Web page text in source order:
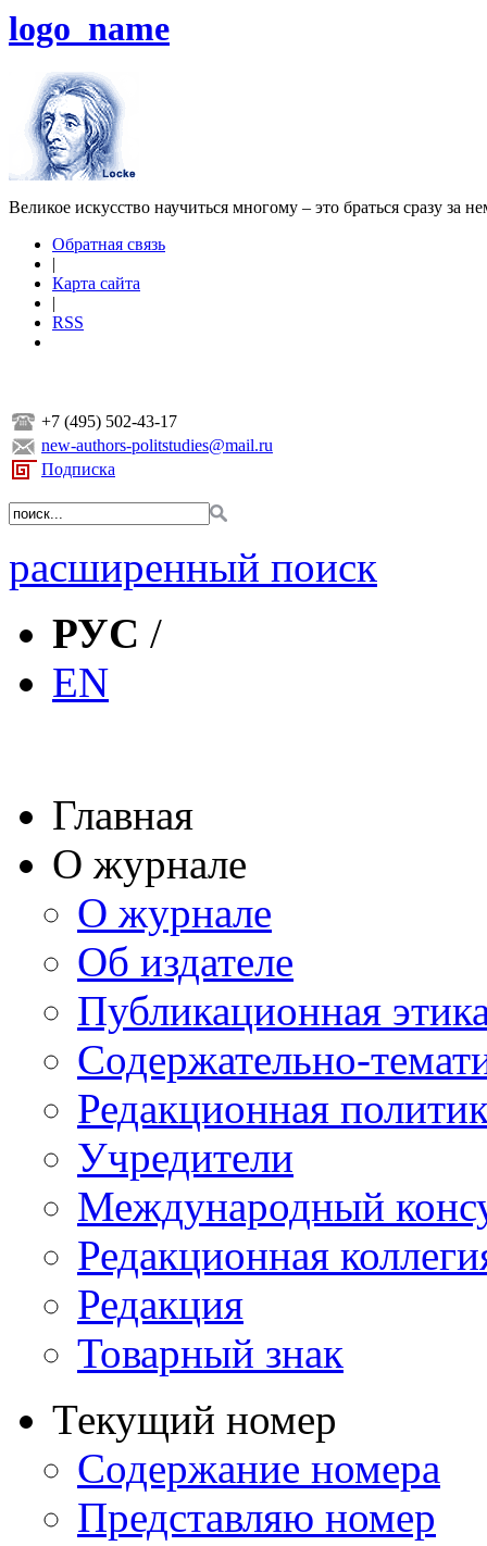
logo_name
Великое искусство научиться многому – это браться сразу за
Обратная связь
|
Карта сайта
|
RSS
+7 (495) 502-43-17
new-authors-politstudies@mail.ru
Подписка
расширенный поиск
РУС /
EN
Главная
О журнале
О журнале
Об издателе
Публикационная
Содержательно-
Редакционная
Учредители
Международный
Редакционная
Редакция
Товарный знак
Текущий номер
Содержание номера
Представляю номер